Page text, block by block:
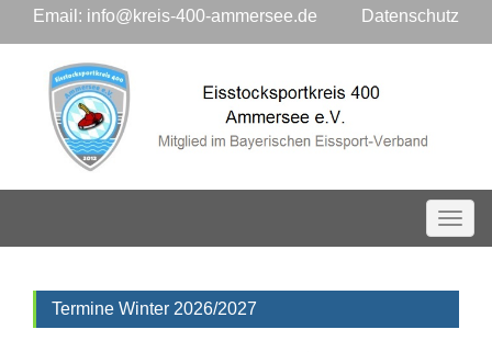
Email: info@kreis-400-ammersee.de Datenschutz
Termine Winter 2026/2027